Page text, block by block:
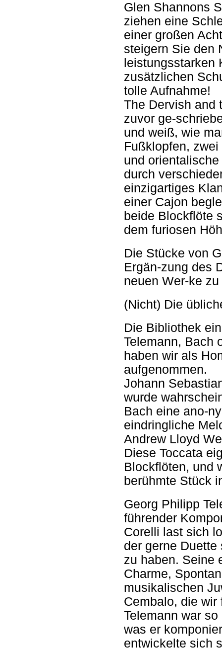
Glen Shannons
ziehen eine
einer großen
steigern Sie den
leistungsstarken
zusätzlichen
tolle Aufnahme!
The Dervish and
zuvor ge-
und weiß, wie
Fußklopfen,
und
durch
einzigartiges
einer Cajon
beide Blockflöte
dem furiosen
Die Stücke von
Ergän-zung des
neuen Wer-ke
(Nicht) Die
Die Bibliothek
Telemann, Bach
haben wir als
aufgenommen.
Johann
wurde
Bach eine ano-
eindringliche
Andrew Lloyd
Diese Toccata
Blockflöten, und
berühmte Stück
Georg Philipp
führender
Corelli last sich
der gerne
zu haben. Seine
Charme,
musikalischen
Cembalo, die wir
Telemann war
was er
entwickelte sich